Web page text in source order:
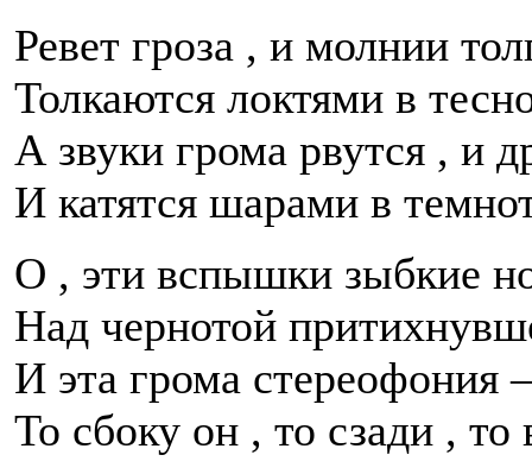
Ревет гроза , и молнии
Толкаются локтями в
А звуки грома рвутся , и
И катятся шарами в
О , эти вспышки зыбкие
Над чернотой
И эта грома стереофония
То сбоку он , то сзади , то